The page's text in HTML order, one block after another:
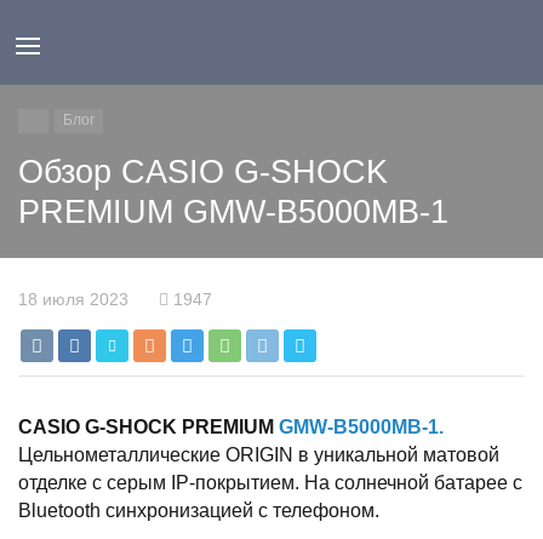
Блог
Обзор CASIO G-SHOCK
PREMIUM GMW-B5000MB-1
18 июля 2023 1947
CASIO G-SHOCK PREMIUM GMW-B5000MB-1.
Цельнометаллические ORIGIN в уникальной матовой
отделке с серым IP-покрытием. На солнечной батарее с
Bluetooth синхронизацией с телефоном.